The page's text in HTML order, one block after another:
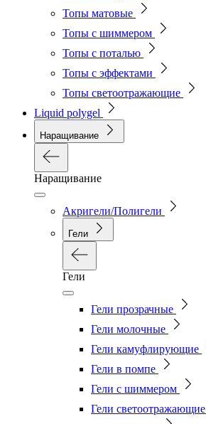
Топы матовые
Топы с шиммером
Топы с поталью
Топы с эффектами
Топы светоотражающие
Liquid polygel
Наращивание
Наращивание
Акригели/Полигели
Гели
Гели
Гели прозрачные
Гели молочные
Гели камуфлирующие
Гели в помпе
Гели с шиммером
Гели светоотражающие